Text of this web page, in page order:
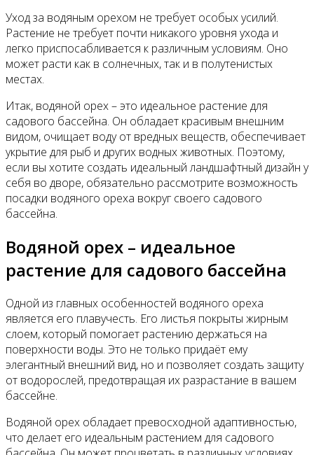
Уход за водяным орехом не требует особых усилий.
Растение не требует почти никакого уровня ухода и
легко приспосабливается к различным условиям. Оно
может расти как в солнечных, так и в полутенистых
местах.
Итак, водяной орех – это идеальное растение для
садового бассейна. Он обладает красивым внешним
видом, очищает воду от вредных веществ, обеспечивает
укрытие для рыб и других водных животных. Поэтому,
если вы хотите создать идеальный ландшафтный дизайн у
себя во дворе, обязательно рассмотрите возможность
посадки водяного ореха вокруг своего садового
бассейна.
Водяной орех – идеальное
растение для садового бассейна
Одной из главных особенностей водяного ореха
является его плавучесть. Его листья покрыты жирным
слоем, который помогает растению держаться на
поверхности воды. Это не только придаёт ему
элегантный внешний вид, но и позволяет создать защиту
от водорослей, предотвращая их разрастание в вашем
бассейне.
Водяной орех обладает превосходной адаптивностью,
что делает его идеальным растением для садового